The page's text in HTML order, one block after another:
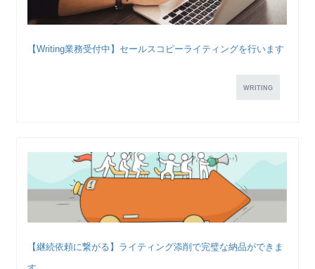
【Writing業務受付中】セールスコピーライティングを行います
WRITING
【継続依頼に繋がる】ライティング添削で完璧な納品ができま